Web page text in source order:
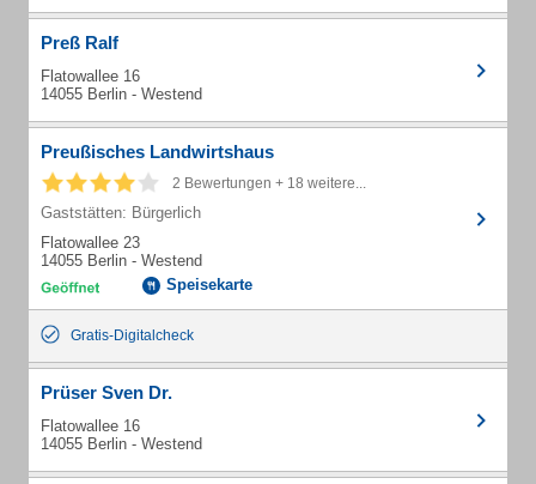
Preß Ralf
Flatowallee 16
14055 Berlin - Westend
Preußisches Landwirtshaus
2 Bewertungen + 18 weitere...
Gaststätten: Bürgerlich
Flatowallee 23
14055 Berlin - Westend
Speisekarte
Gratis-Digitalcheck
Prüser Sven Dr.
Flatowallee 16
14055 Berlin - Westend